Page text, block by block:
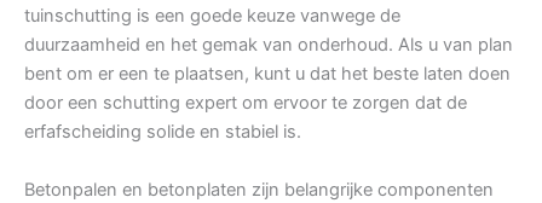
tuinschutting is een goede keuze vanwege de
duurzaamheid en het gemak van onderhoud. Als u van plan
bent om er een te plaatsen, kunt u dat het beste laten doen
door een schutting expert om ervoor te zorgen dat de
erfafscheiding solide en stabiel is.
Betonpalen en betonplaten zijn belangrijke componenten